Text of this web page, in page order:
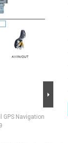
GPS Navigation